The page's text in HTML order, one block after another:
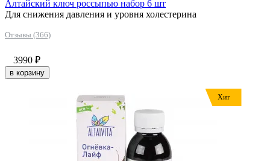
Алтайский ключ россыпью набор 6 шт
Для снижения давления и уровня холестерина
Отзывы (366)
3990 ₽
в корзину
Хит